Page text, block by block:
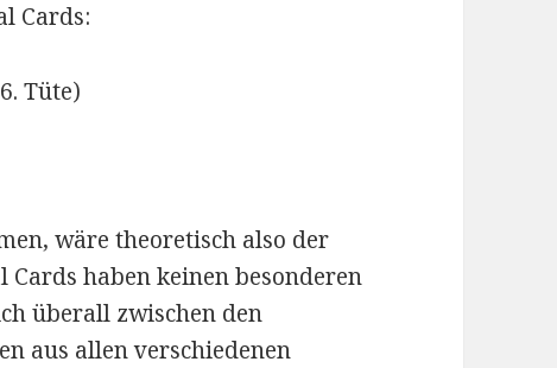
Cards:
Tüte)
wäre theoretisch also der
Cards haben keinen besonderen
überall zwischen den
aus allen verschiedenen